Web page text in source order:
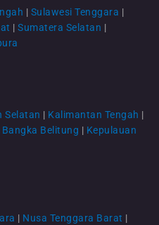
| Sulawesi Tenggara |
| Sumatera Selatan |
Selatan | Kalimantan Tengah |
Belitung | Kepulauan
| Nusa Tenggara Barat |